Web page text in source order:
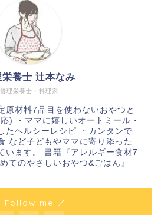
管理栄養士・料理家
栄養士 辻本なみ
原材料7品目を使わないおやつと
) ・ママに嬉しいオートミール・
たヘルシーレシピ ・カンタンで
など子どもやママに寄り添った
います。 書籍『アレルギー食材7
てのやさしいおやつ&ごはん』
Follow me ／